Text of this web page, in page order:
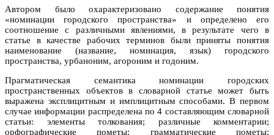
Автором было охарактеризовано содержание понятия
«номинации городского пространства» и определено его
соотношение с различными явлениями, в результате чего в
статье в качестве рабочих терминов были приняты понятия
наименование (название, номинация, язык) городского
пространства, урбаноним, агороним и годоним.
Прагматическая семантика номинации городских
пространственных объектов в словарной статье может быть
выражена эксплицитным и имплицитным способами. В первом
случае информации распределена по 4 составляющим словарной
статьи: элементы толкования; различные комментарии;
орфографические пометы; грамматические пометы;